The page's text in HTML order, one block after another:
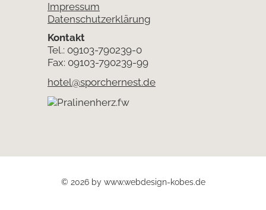
Impressum
Datenschutzerklärung
Kontakt
Tel.: 09103-790239-0
Fax: 09103-790239-99
hotel@sporchernest.de
© 2026 by www.webdesign-kobes.de